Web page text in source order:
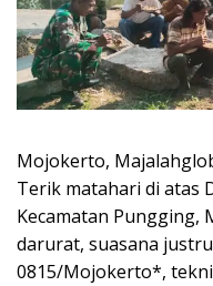
Mojokerto,
Terik matahari di atas
Kecamatan Pungging,
darurat, suasana
0815/Mojokerto*,